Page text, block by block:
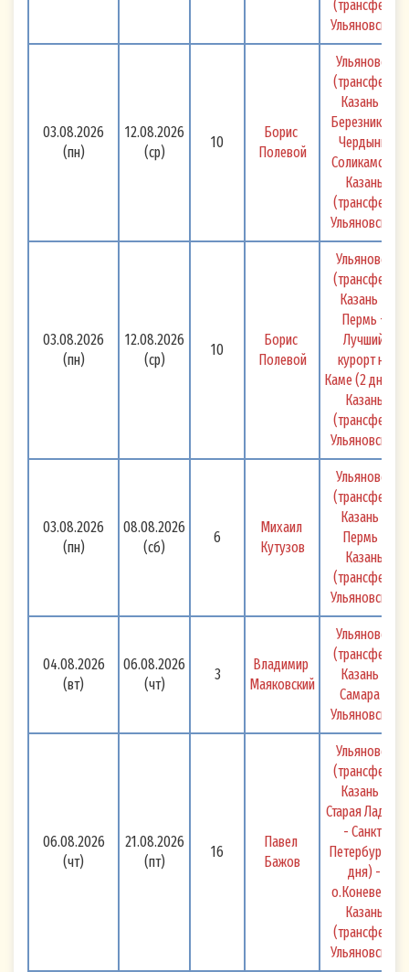
(трансфер)
Ульяновск
03.08.2026
(пн)
12.08.2026
(ср)
10
Борис
Полевой
Ульяновск
(трансфер)
Казань -
Березники +
Чердынь,
Соликамск -
Казань
(трансфер)
Ульяновск
03.08.2026
(пн)
12.08.2026
(ср)
10
Борис
Полевой
Ульяновск
(трансфер)
Казань –
Пермь +
Лучший
курорт на
Каме (2 дня) –
Казань
(трансфер)
Ульяновск
03.08.2026
(пн)
08.08.2026
(сб)
6
Михаил
Кутузов
Ульяновск
(трансфер)
Казань -
Пермь -
Казань
(трансфер)
Ульяновск
04.08.2026
(вт)
06.08.2026
(чт)
3
Владимир
Маяковский
Ульяновск
(трансфер)
Казань -
Самара -
Ульяновск
06.08.2026
(чт)
21.08.2026
(пт)
16
Павел
Бажов
Ульяновск
(трансфер)
Казань -
Старая Ладога
- Санкт-
Петербург (3
дня) -
о.Коневец -
Казань
(трансфер)
Ульяновск